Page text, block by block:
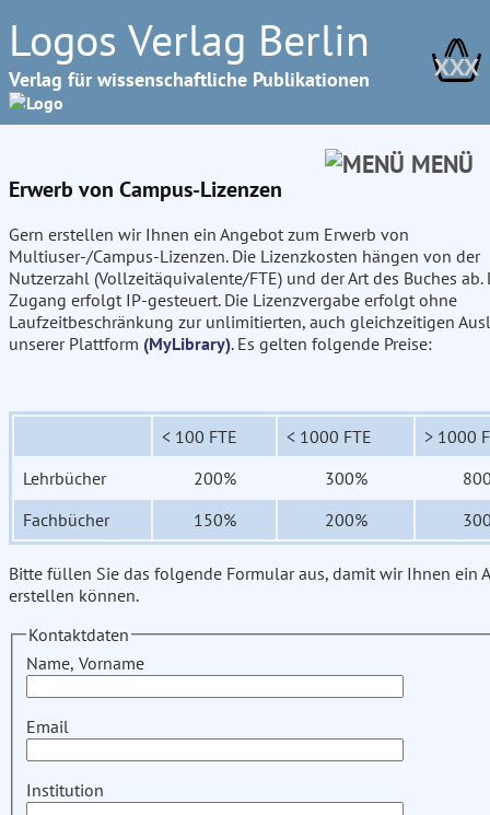
Logos Verlag Berlin
Verlag für wissenschaftliche Publikationen XXX
MENÜ
Erwerb von Campus-Lizenzen
Gern erstellen wir Ihnen ein Angebot zum Erwerb von
Multiuser-/Campus-Lizenzen. Die Lizenzkosten hängen von der
Nutzerzahl (Vollzeitäquivalente/FTE) und der Art des Buches ab.
Zugang erfolgt IP-gesteuert. Die Lizenzvergabe erfolgt ohne
Laufzeitbeschränkung zur unlimitierten, auch gleichzeitigen
unserer Plattform (MyLibrary). Es gelten folgende Preise:
< 100 FTE < 1000 FTE
> 1000
Lehrbücher
200% 300%
Fachbücher
150% 200%
Bitte füllen Sie das folgende Formular aus, damit wir Ihnen ein
erstellen können.
Kontaktdaten
Name, Vorname
Email
Institution